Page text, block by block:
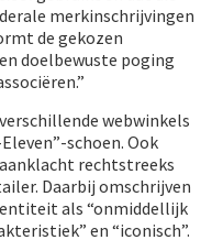
merkinschrijvingen
de gekozen
doelbewuste poging
webwinkels
schoen. Ook
rechtstreeks
Daarbij omschrijven
als “onmiddellijk
en “iconisch”.